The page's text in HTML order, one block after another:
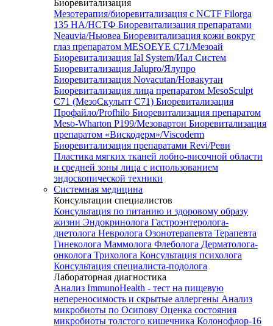
Биоревитализация
Мезотерапия/биоревитализация с NCTF Filorga
135 HA/НСТФ Биоревитализация препаратами
Neauvia/Ньювеа Биоревитализация кожи вокруг
глаз препаратом MESOEYE C71/Мезоай
Биоревитализация Ial System/Иал Систем
Биоревитализация Jalupro/Ялупро
Биоревитализация Novacutan/Новакутан
Биоревитализация лица препаратом MesoSculpt
C71 (МезоСкульпт С71) Биоревитализация
Профайло/Profhilo Биоревитализация препаратом
Meso-Wharton P199/Мезовартон Биоревитализация
препаратом «Вискодерм»/Viscoderm
Биоревитализация препаратами Revi/Реви
Пластика мягких тканей лобно-височной области
и средней зоны лица с использованием
эндоскопической техники
Системная медицина
Консультации специалистов
Консультация по питанию и здоровому образу
жизни Эндокринолога Гастроэнтеролога-
диетолога Невролога Озонотерапевта Терапевта
Гинеколога Маммолога Флеболога Дерматолога-
онколога Трихолога Консультация психолога
Консультация специалиста-подолога
Лабораторная диагностика
Анализ ImmunoHealth - тест на пищевую
непереносимость и скрытые аллергены Анализ
микробиоты по Осипову Оценка состояния
микробиоты толстого кишечника Колонофлор-16